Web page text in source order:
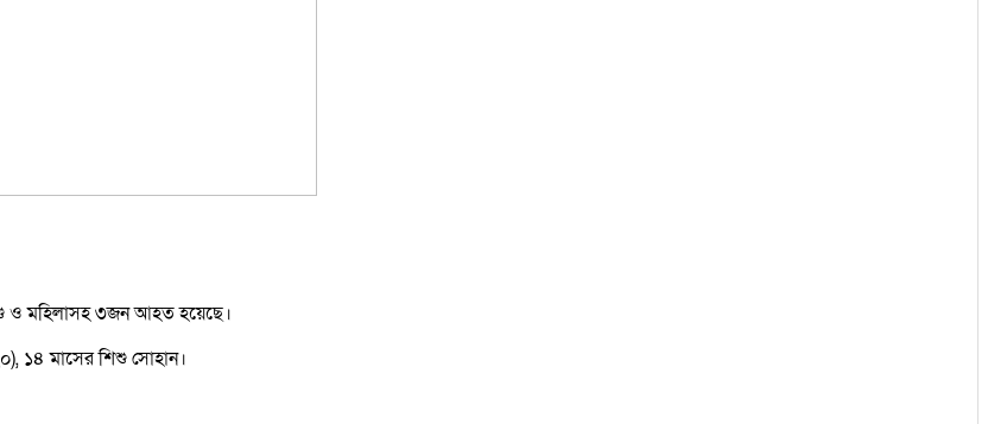
ও মহিলাসহ ৩জন আহত হয়েছে।
১৪ মাসের শিশু সোহান।